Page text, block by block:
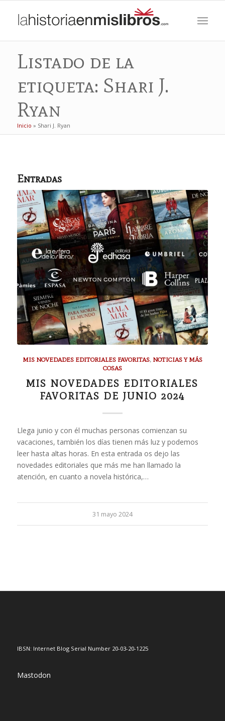
Listado de la
etiqueta: Shari J.
Ryan
Inicio » Shari J. Ryan
Entradas
MIS NOVEDADES EDITORIALES FAVORITAS, NOTICIAS Y MÁS
COSAS
MIS NOVEDADES EDITORIALES
FAVORITAS DE JUNIO 2024
Llega junio y con él muchas personas comienzan su
vacaciones, también los días tienen más luz y podemos
leer hasta altas horas. En esta entrada os dejo las
novedades editoriales que más me han llamado la
atención, en cuanto a novela histórica,…
31 mayo 2024
IBSN: Internet Blog Serial Number 20-03-20-1225
Mastodon